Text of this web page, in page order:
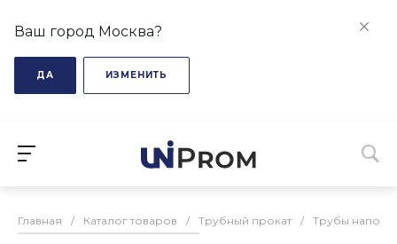
Ваш город Москва?
ДА ИЗМЕНИТЬ
Главная / Каталог товаров / Трубный прокат / Трубы